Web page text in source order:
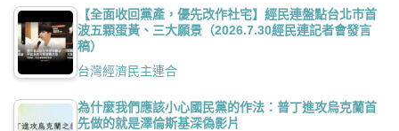
【全面收回黨產，優先改作社宅】經民連盤點台北市首
波五顆蛋黃、三大願景（2026.7.30經民連記者會發言
稿）
台灣經濟民主連合
為什麼我們應該小心國民黨的作法：普丁進攻烏克蘭首
先做的就是澤倫斯基深偽影片